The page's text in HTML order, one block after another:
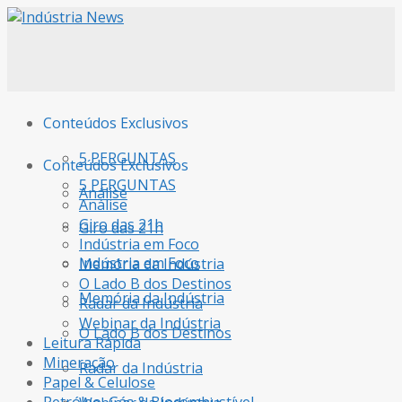
Conteúdos Exclusivos
5 PERGUNTAS
Análise
Giro das 21h
Indústria em Foco
Memória da Indústria
O Lado B dos Destinos
Radar da Indústria
Conteúdos Exclusivos
5 PERGUNTAS
Análise
Giro das 21h
Indústria em Foco
Memória da Indústria
O Lado B dos Destinos
Radar da Indústria
Webinar da Indústria
Leitura Rápida
Mineração
Papel & Celulose